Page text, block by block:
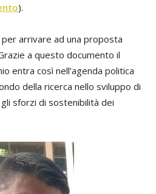
).
arrivare ad una proposta
a questo documento il
entra così nell’agenda politica
della ricerca nello sviluppo di
sforzi di sostenibilità dei